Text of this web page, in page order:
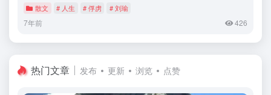
散文 # 人生 # 俘虏 # 刘瑜
7年前 426
热门文章 发布 更新 浏览 点赞